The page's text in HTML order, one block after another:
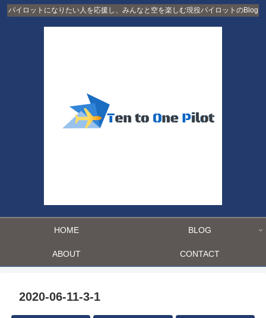
パイロットになりたい人を応援し、みんなと空を楽しむ現役パイロットのBlog
HOME BLOG
ABOUT CONTACT
2020-06-11-3-1